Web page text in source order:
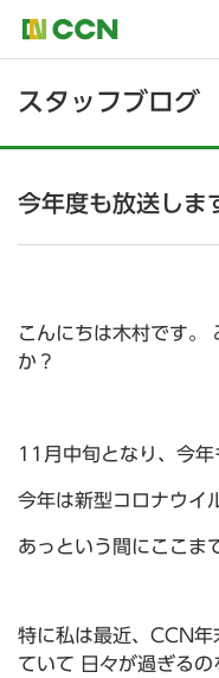
スタッフブログ
今年度も放送しま
こんにちは木村です。
か？
11月中旬となり、今年
今年は新型コロナウイ
あっという間にここま
特に私は最近、CCN
ていて 日々が過ぎるの